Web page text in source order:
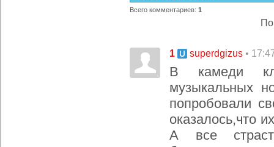
Всего комментариев: 1
1 superdgizus •
В камеди
музыкальных
попробовали
оказалось,что
А все